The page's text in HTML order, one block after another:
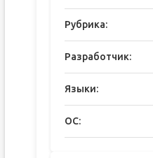
Рубрика:
Разработчик:
Языки:
ОС: